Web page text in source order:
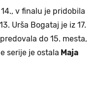
v finalu je pridobila
Urša Bogataj je iz 17.
do 15. mesta,
serije je ostala Maja